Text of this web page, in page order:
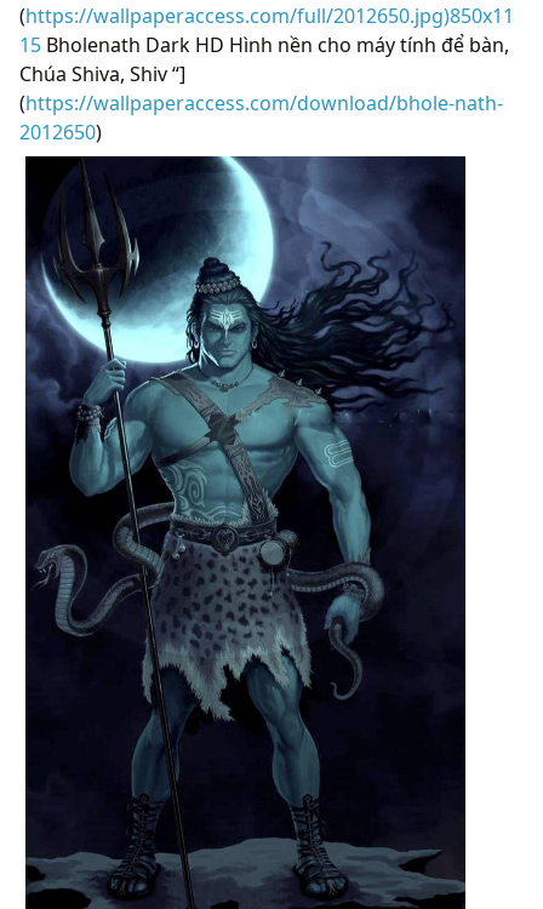
(https://wallpaperaccess.com/full/2012650.jpg)850x11
15 Bholenath Dark HD Hình nền cho máy tính để bàn,
Chúa Shiva, Shiv “]
(https://wallpaperaccess.com/download/bhole-nath-
2012650)